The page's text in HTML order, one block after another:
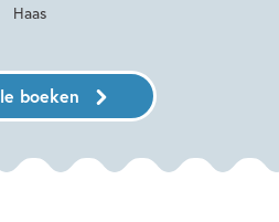
Haas
boeken